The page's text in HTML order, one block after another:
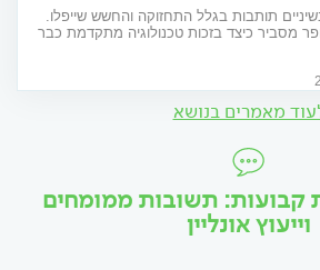
תותבות בגלל התחזוקה והחשש שייפלו.
מסביר כיצד בזכות טכנולוגיה מתקדמת כבר
מאמרים בנושא
קבועות: תשובות ממומחים
וייעוץ אונליין